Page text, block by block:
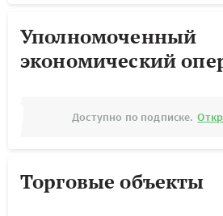
Уполномоченный
экономический
Доступно по подписке.
Торговые объекты